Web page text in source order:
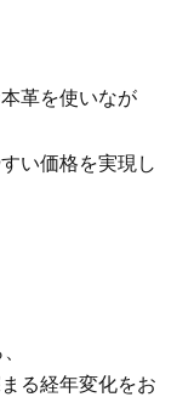
革を使いなが
い価格を実現し
る経年変化をお